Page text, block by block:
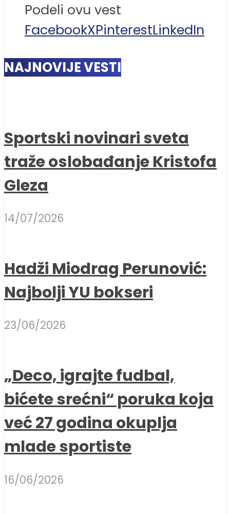
Podeli ovu vest
FacebookXPinterestLinkedIn
NAJNOVIJE VESTI
Sportski novinari sveta
traže oslobađanje Kristofa
Gleza
14/07/2026
Hadži Miodrag Perunović:
Najbolji YU bokseri
23/06/2026
„Deco, igrajte fudbal,
bićete srećni“ poruka koja
već 27 godina okuplja
mlade sportiste
16/06/2026